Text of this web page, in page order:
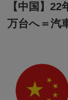
【中国】
万台へ＝汽